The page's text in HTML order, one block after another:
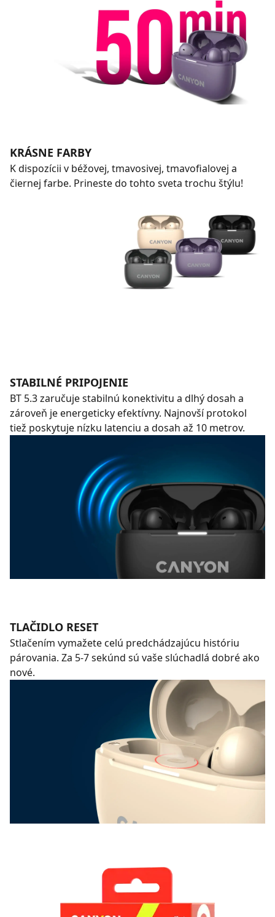
KRÁSNE FARBY
K dispozícii v béžovej, tmavosivej, tmavofialovej a
čiernej farbe. Prineste do tohto sveta trochu štýlu!
STABILNÉ PRIPOJENIE
BT 5.3 zaručuje stabilnú konektivitu a dlhý dosah a
zároveň je energeticky efektívny. Najnovší protokol
tiež poskytuje nízku latenciu a dosah až 10 metrov.
TLAČIDLO RESET
Stlačením vymažete celú predchádzajúcu históriu
párovania. Za 5-7 sekúnd sú vaše slúchadlá dobré ako
nové.